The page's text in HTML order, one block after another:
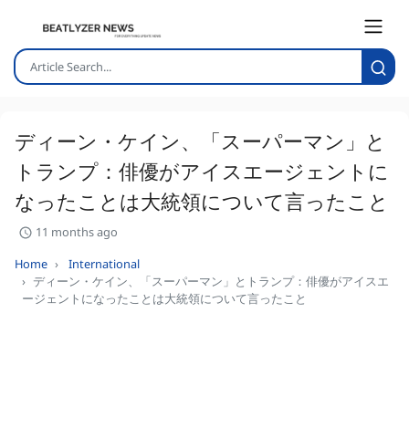
ディーン・ケイン、「スーパーマン」と
トランプ：俳優がアイスエージェントに
なったことは大統領について言ったこと
11 months ago
Home
International
ディーン・ケイン、「スーパーマン」とトランプ：俳優がアイスエ
ージェントになったことは大統領について言ったこと